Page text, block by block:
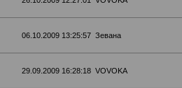
06.10.2009 13:25:57 Зевана
29.09.2009 16:28:18 VOVOKA